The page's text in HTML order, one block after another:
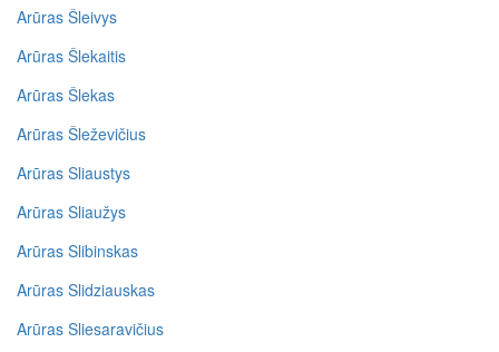
Arūras Šleivys
Arūras Šlekaitis
Arūras Šlekas
Arūras Šleževičius
Arūras Sliaustys
Arūras Sliaužys
Arūras Slibinskas
Arūras Slidziauskas
Arūras Sliesaravičius